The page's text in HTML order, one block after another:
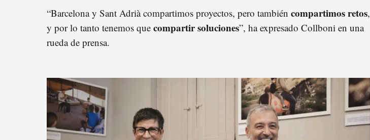
“Barcelona y Sant Adrià compartimos proyectos, pero también compartimos retos,
y por lo tanto tenemos que compartir soluciones”, ha expresado Collboni en una
rueda de prensa.